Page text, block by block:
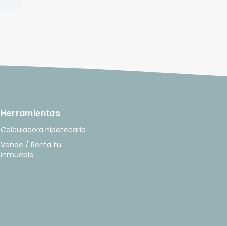
Herramientas
Calculadora hipotecaria
Vende / Renta tu
inmueble